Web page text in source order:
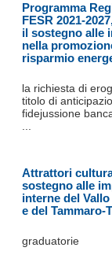
Programma
FESR 2021-
il sostegno alle
nella
risparmio
la richiesta di
titolo di
fidejussione
Attrattori
sostegno alle
interne del
e del Tammaro-
graduatorie